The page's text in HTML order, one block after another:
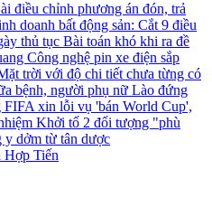
điều chỉnh phương án đón, trả
doanh bất động sản: Cắt 9 điều
thủ tục Bài toán khó khi ra đề
Công nghệ pin xe điện sắp
trời với độ chi tiết chưa từng có
bệnh, người phụ nữ Lào đứng
FIFA xin lỗi vụ 'bán World Cup',
Khởi tố 2 đối tượng "phù
y dởm từ tân dược